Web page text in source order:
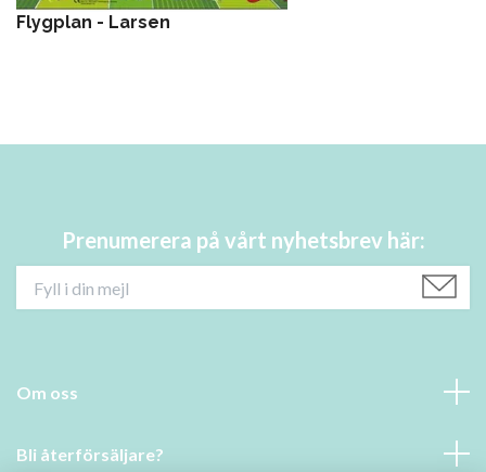
Flygplan - Larsen
Prenumerera på vårt nyhetsbrev här:
Om oss
Bli återförsäljare?